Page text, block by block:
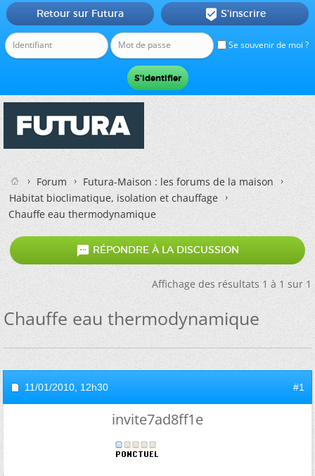
Se souvenir de moi ?
Retour sur Futura  S'inscrire
Forum
Futura-Maison : les forums de la maison
Habitat bioclimatique, isolation et chauffage
Chauffe eau thermodynamique
 RÉPONDRE À LA DISCUSSION
Affichage des résultats 1 à 1 sur 1
Chauffe eau thermodynamique
11/01/2010, 12h30 #1
invite7ad8ff1e